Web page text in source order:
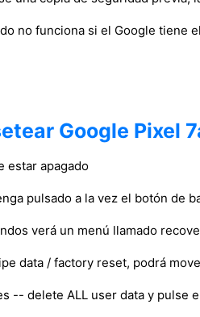
no funciona si el Google tiene
Google Pixel
estar apagado
pulsado a la vez el botón de
verá un menú llamado
data / factory reset, podrá
-- delete ALL user data y pulse